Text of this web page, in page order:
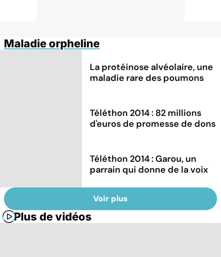
Maladie orpheline
La protéinose alvéolaire, une
maladie rare des poumons
Téléthon 2014 : 82 millions
d'euros de promesse de dons
Téléthon 2014 : Garou, un
parrain qui donne de la voix
Voir plus
Plus de vidéos